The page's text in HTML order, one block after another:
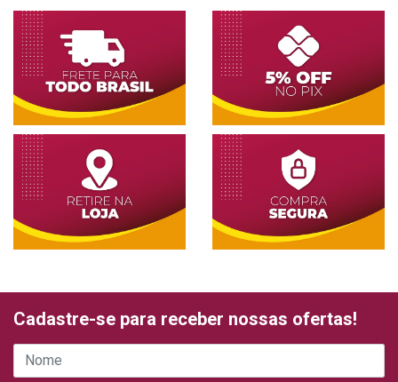
Cadastre-se para receber nossas ofertas!